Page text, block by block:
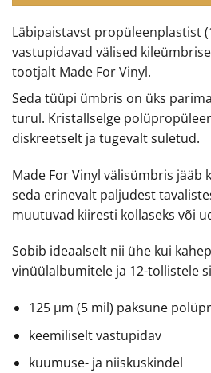
Läbipaistavst propüleenplastist
vastupidavad välised
tootjalt Made For Vinyl.
Seda tüüpi ümbris on üks
turul. Kristallselge
diskreetselt ja tugevalt suletud.
Made For Vinyl välisümbris jääb
seda erinevalt paljudest
muutuvad kiiresti kollaseks või
Sobib ideaalselt nii ühe kui
vinüülalbumitele ja 12-tollistele
125 µm (5 mil) paksune
keemiliselt vastupidav
kuumuse- ja niiskuskindel